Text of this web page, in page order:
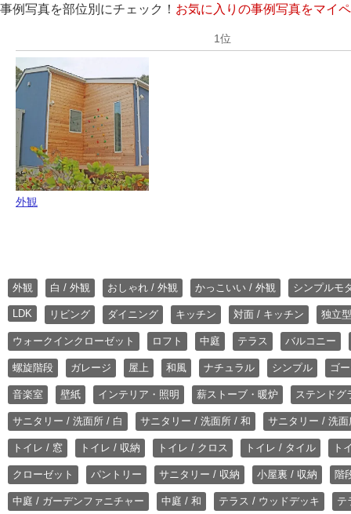
事例写真を部位別にチェック！ お気に入りの事例写真をマイ
外観
外観 白 / 外観 おしゃれ / 外観 かっこいい / 外観 シンプルモ
LDK リビング ダイニング キッチン 対面 / キッチン 独立
ウォークインクローゼット ロフト 中庭 テラス バルコニー
螺旋階段 ガレージ 屋上 和風 ナチュラル シンプル ゴ
音楽室 壁紙 インテリア・照明 薪ストーブ・暖炉 ステンドグ
サニタリー / 洗面所 / 白 サニタリー / 洗面所 / 和 サニタリー / 洗
トイレ / 窓 トイレ / 収納 トイレ / クロス トイレ / タイル ト
クローゼット パントリー サニタリー / 収納 小屋裏 / 収納 階
中庭 / ガーデンファニチャー 中庭 / 和 テラス / ウッドデッキ テ